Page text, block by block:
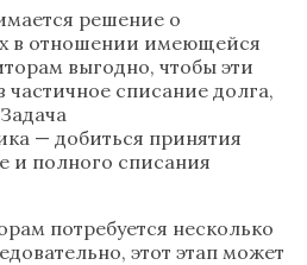
решение о
в отношении имеющейся
выгодно, чтобы эти
списание долга,
— добиться принятия
и полного списания
потребуется несколько
этот этап может